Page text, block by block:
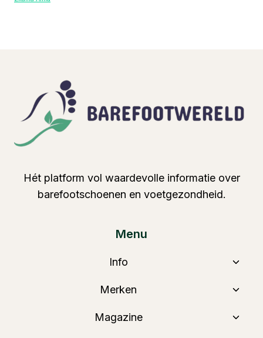
Hét platform vol waardevolle informatie over
barefootschoenen en voetgezondheid.
Menu
Info
Toggle
Merken
Toggle
Magazine
Toggle